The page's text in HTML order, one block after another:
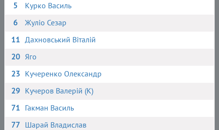
5
Курко Василь
6
Жуліо Сезар
11 Дахновський Віталій
20 Яго
23 Кучеренко Олександр
29 Кучеров Валерій (К)
71 Гакман Василь
77 Шарай Владислав